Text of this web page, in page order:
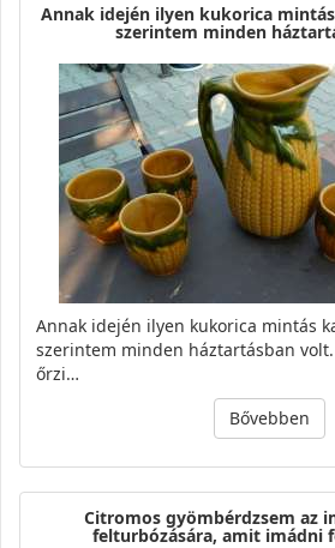
Annak idején ilyen kukorica
szerintem minden
Annak idején ilyen kukorica mintás
szerintem minden háztartásban
őrzi…
Bővebben
Citromos gyömbérdzsem az
felturbózására, amit imádni